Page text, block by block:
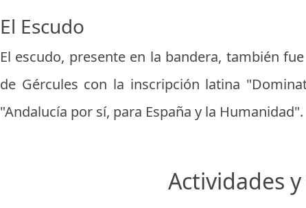
El Escudo
El escudo, presente en la bandera, también
de Gércules con la inscripción latina
"Andalucía por sí, para España y la Humanidad".
Actividades